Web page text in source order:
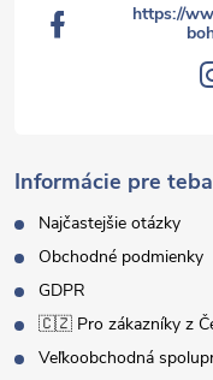
Informácie pre teba
Najčastejšie otázky
Obchodné podmienky
GDPR
🇨🇿 Pro zákazníky z
Veľkoobchodná
https://